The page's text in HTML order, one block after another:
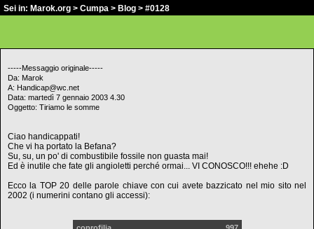
Sei in: Marok.org > Cumpa > Blog > #0128
-----Messaggio originale-----
Da: Marok
A: Handicap@wc.net
Data: martedì 7 gennaio 2003 4.30
Oggetto: Tiriamo le somme
Ciao handicappati!
Che vi ha portato la Befana?
Su, su, un po' di combustibile fossile non guasta mai!
Ed è inutile che fate gli angioletti perché ormai... VI CONOSCO!!! ehehe :D
Ecco la TOP 20 delle parole chiave con cui avete bazzicato nel mio sito nel
2002 (i numerini contano gli accessi):